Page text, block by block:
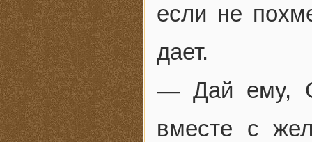
если не
дает.
— Дай ему,
вместе с